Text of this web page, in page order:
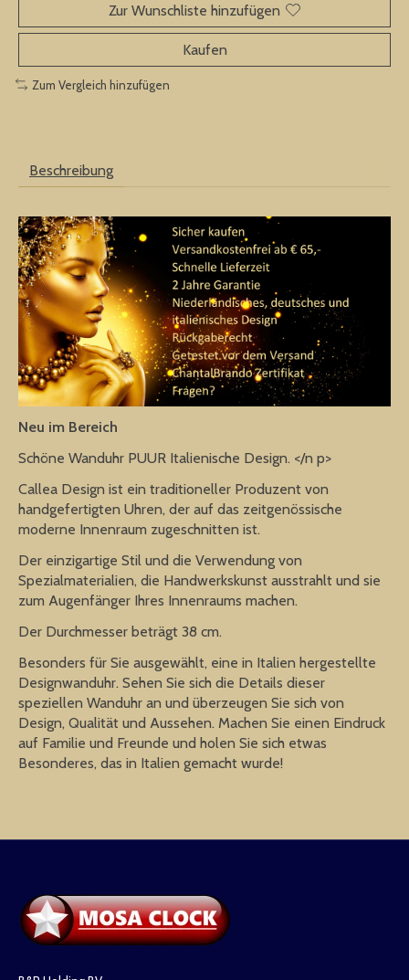
Zur Wunschliste hinzufügen
Kaufen
Zum Vergleich hinzufügen
Beschreibung
Neu im Bereich
Schöne Wanduhr PUUR Italienische Design. </n p>
Callea Design ist ein traditioneller Produzent von
handgefertigten Uhren, der auf das zeitgenössische
moderne Innenraum zugeschnitten ist.
Der einzigartige Stil und die Verwendung von
Spezialmaterialien, die Handwerkskunst ausstrahlt und sie
zum Augenfänger Ihres Innenraums machen.
Der Durchmesser beträgt 38 cm.
Besonders für Sie ausgewählt, eine in Italien hergestellte
Designwanduhr. Sehen Sie sich die Details dieser
speziellen Wanduhr an und überzeugen Sie sich von
Design, Qualität und Aussehen. Machen Sie einen Eindruck
auf Familie und Freunde und holen Sie sich etwas
Besonderes, das in Italien gemacht wurde!